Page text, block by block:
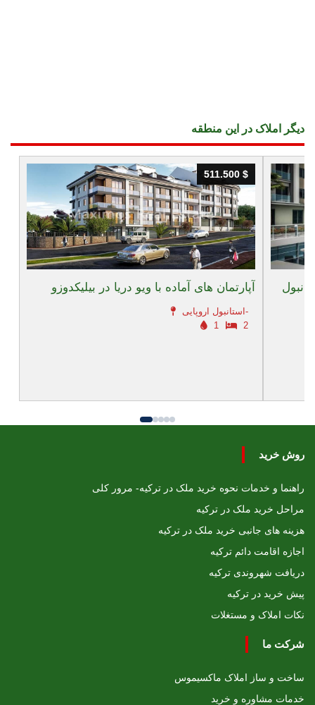
دیگر املاک در این منطقه
آپارتمان های آماده با ویو دریا در بیلیکدوزو
استانبول اروپایی-
2
1
511.500 $
511.500 $
روش خرید
راهنما و خدمات نحوه خرید ملک در ترکیه- مرور کلی
مراحل خرید ملک در ترکیه
هزینه های جانبی خرید ملک در ترکیه
اجازه اقامت دائم ترکیه
دریافت شهروندی ترکیه
پیش خرید در ترکیه
نکات املاک و مستغلات
شرکت ما
ساخت و ساز املاک ماکسیموس
خدمات مشاوره و خرید